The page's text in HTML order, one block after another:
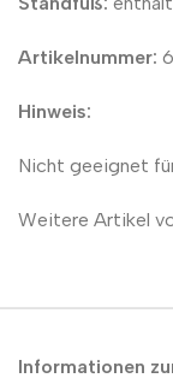
Artikelnummer:
Hinweis:
Nicht geeignet
Weitere Artikel
Informationen